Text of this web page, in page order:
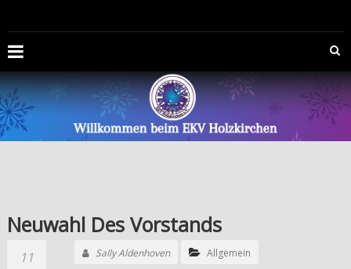
EISKUNSTLAUFVEREIN
HOLZKIRCHEN
E.V.
Die
Offizelle
e.V.
Neuwahl Des Vorstands
11 Sally Aldenhoven Allgemein